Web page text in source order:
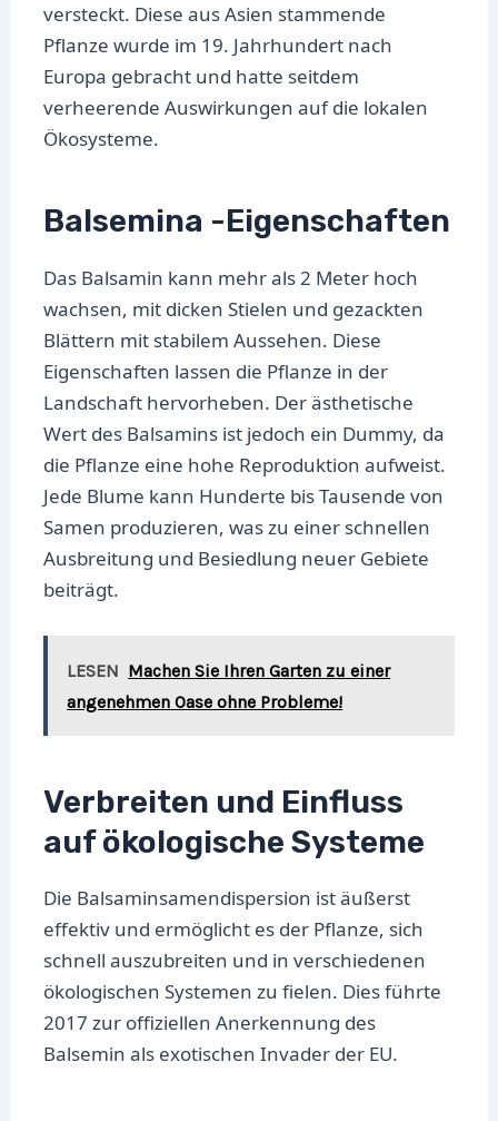
versteckt. Diese aus Asien stammende
Pflanze wurde im 19. Jahrhundert nach
Europa gebracht und hatte seitdem
verheerende Auswirkungen auf die lokalen
Ökosysteme.
Balsemina -Eigenschaften
Das Balsamin kann mehr als 2 Meter hoch
wachsen, mit dicken Stielen und gezackten
Blättern mit stabilem Aussehen. Diese
Eigenschaften lassen die Pflanze in der
Landschaft hervorheben. Der ästhetische
Wert des Balsamins ist jedoch ein Dummy, da
die Pflanze eine hohe Reproduktion aufweist.
Jede Blume kann Hunderte bis Tausende von
Samen produzieren, was zu einer schnellen
Ausbreitung und Besiedlung neuer Gebiete
beiträgt.
LESEN Machen Sie Ihren Garten zu einer
angenehmen Oase ohne Probleme!
Verbreiten und Einfluss
auf ökologische Systeme
Die Balsaminsamendispersion ist äußerst
effektiv und ermöglicht es der Pflanze, sich
schnell auszubreiten und in verschiedenen
ökologischen Systemen zu fielen. Dies führte
2017 zur offiziellen Anerkennung des
Balsemin als exotischen Invader der EU.